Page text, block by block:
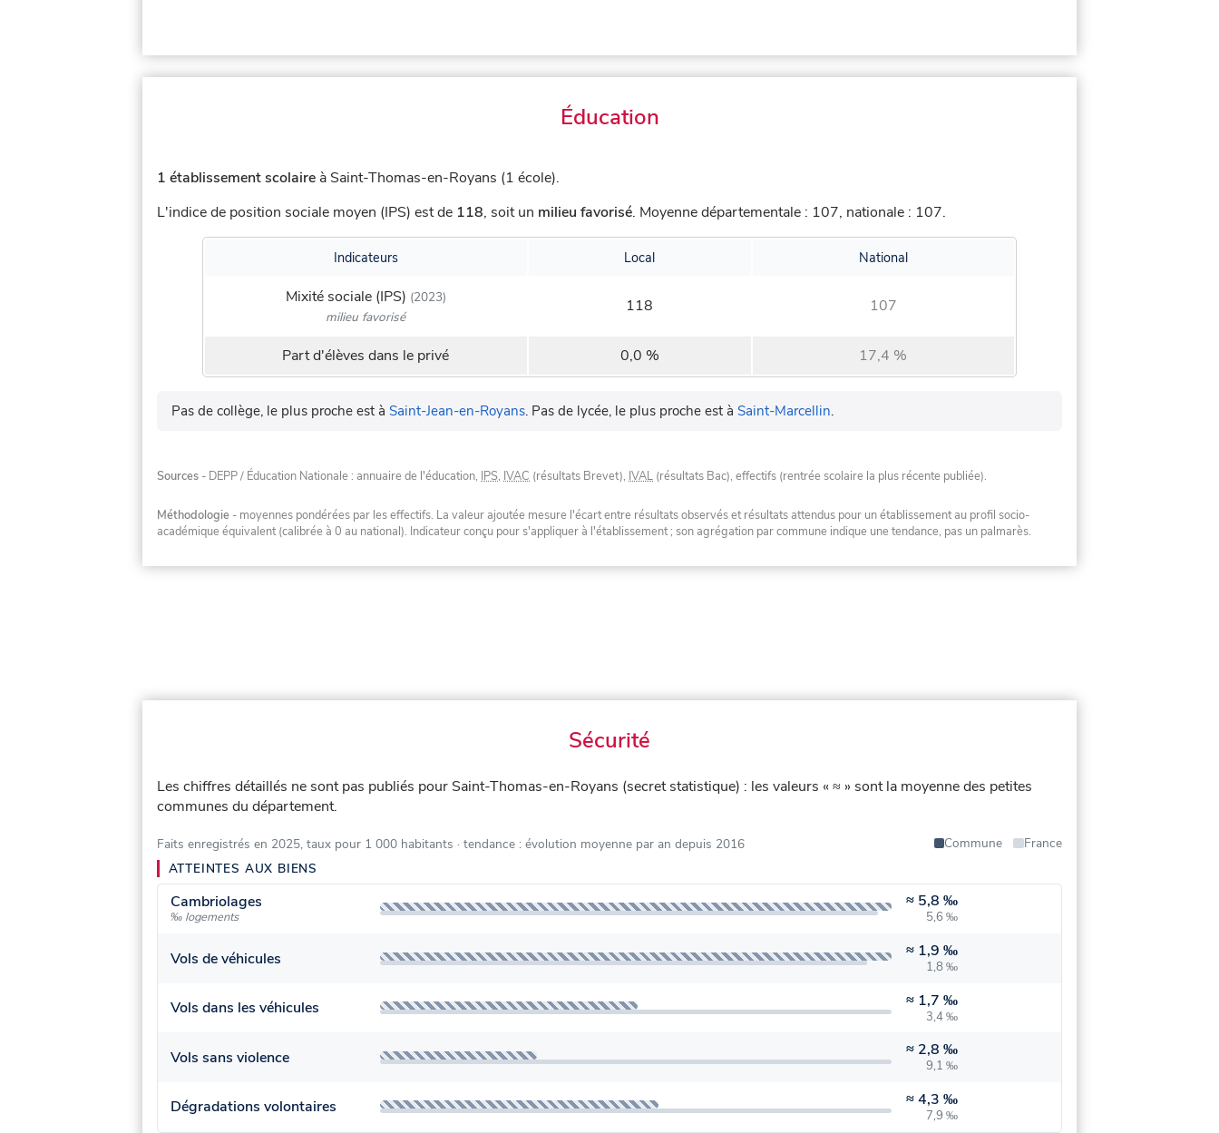
Éducation
1 établissement scolaire à Saint-Thomas-en-Royans (1 école).
L'indice de position sociale moyen (IPS) est de 118, soit un milieu favorisé. Moyenne départementale : 107, nationale : 107.
Indicateurs Local National
Mixité sociale (IPS) (2023)
milieu favorisé
118 107
Part d'élèves dans le privé 0,0 % 17,4 %
Pas de collège, le plus proche est à Saint-Jean-en-Royans. Pas de lycée, le plus proche est à Saint-Marcellin.
Sources - DEPP / Éducation Nationale : annuaire de l'éducation, IPS, IVAC (résultats Brevet), IVAL (résultats Bac), effectifs (rentrée scolaire la plus récente publiée).
Méthodologie - moyennes pondérées par les effectifs. La valeur ajoutée mesure l'écart entre résultats observés et résultats attendus pour un établissement au profil socio-
académique équivalent (calibrée à 0 au national). Indicateur conçu pour s'appliquer à l'établissement ; son agrégation par commune indique une tendance, pas un palmarès.
Sécurité
Les chiffres détaillés ne sont pas publiés pour Saint-Thomas-en-Royans (secret statistique) : les valeurs « ≈ » sont la moyenne des petites
communes du département.
Faits enregistrés en 2025, taux pour 1 000 habitants · tendance : évolution moyenne par an depuis 2016 Commune
France
ATTEINTES AUX BIENS
Cambriolages
‰ logements
≈ 5,8 ‰
5,6 ‰
Vols de véhicules ≈ 1,9 ‰
1,8 ‰
Vols dans les véhicules ≈ 1,7 ‰
3,4 ‰
Vols sans violence ≈ 2,8 ‰
9,1 ‰
Dégradations volontaires ≈4,3 ‰
7,9 ‰